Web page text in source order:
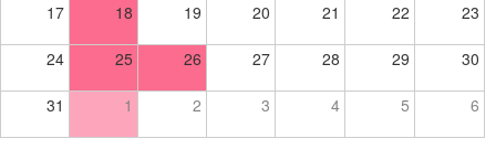
17 18 19 20 21 22 23
24 25 26 27 28 29 30
31 1 2 3 4 5 6